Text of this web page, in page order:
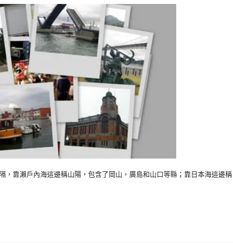
靠瀨戶內海這邊稱山陽，包含了岡山，廣島和山口等縣；靠日本海這邊稱